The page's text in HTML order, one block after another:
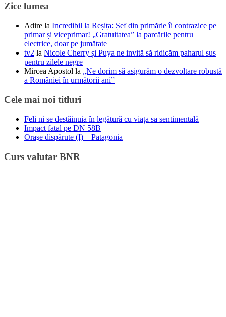
Zice lumea
Adire la Incredibil la Reșița: Șef din primărie îi contrazice pe
primar și viceprimar! „Gratuitatea” la parcările pentru
electrice, doar pe jumătate
tv2 la Nicole Cherry și Puya ne invită să ridicăm paharul sus
pentru zilele negre
Mircea Apostol la „Ne dorim să asigurăm o dezvoltare robustă
a României în următorii ani”
Cele mai noi titluri
Feli ni se destăinuia în legătură cu viața sa sentimentală
Impact fatal pe DN 58B
Oraşe dispărute (I) – Patagonia
Curs valutar BNR